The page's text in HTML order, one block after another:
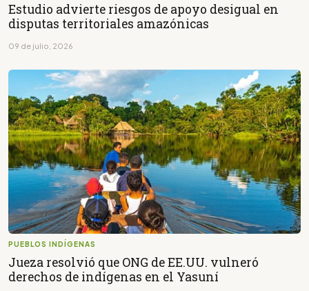
Estudio advierte riesgos de apoyo desigual en
disputas territoriales amazónicas
09 de julio, 2026
PUEBLOS INDÍGENAS
Jueza resolvió que ONG de EE.UU. vulneró
derechos de indígenas en el Yasuní